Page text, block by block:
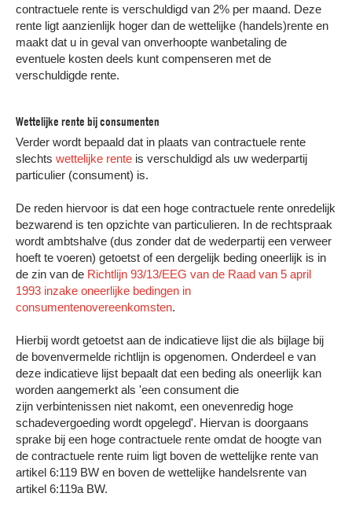
contractuele rente is verschuldigd van 2% per maand. Deze
rente ligt aanzienlijk hoger dan de wettelijke (handels)rente en
maakt dat u in geval van onverhoopte wanbetaling de
eventuele kosten deels kunt compenseren met de
verschuldigde rente.
Wettelijke rente bij consumenten
Verder wordt bepaald dat in plaats van contractuele rente
slechts wettelijke rente is verschuldigd als uw wederpartij
particulier (consument) is.
De reden hiervoor is dat een hoge contractuele rente onredelijk
bezwarend is ten opzichte van particulieren. In de rechtspraak
wordt ambtshalve (dus zonder dat de wederpartij een verweer
hoeft te voeren) getoetst of een dergelijk beding oneerlijk is in
de zin van de Richtlijn 93/13/EEG van de Raad van 5 april
1993 inzake oneerlijke bedingen in
consumentenovereenkomsten.
Hierbij wordt getoetst aan de indicatieve lijst die als bijlage bij
de bovenvermelde richtlijn is opgenomen. Onderdeel e van
deze indicatieve lijst bepaalt dat een beding als oneerlijk kan
worden aangemerkt als 'een consument die
zijn verbintenissen niet nakomt, een onevenredig hoge
schadevergoeding wordt opgelegd'. Hiervan is doorgaans
sprake bij een hoge contractuele rente omdat de hoogte van
de contractuele rente ruim ligt boven de wettelijke rente van
artikel 6:119 BW en boven de wettelijke handelsrente van
artikel 6:119a BW.